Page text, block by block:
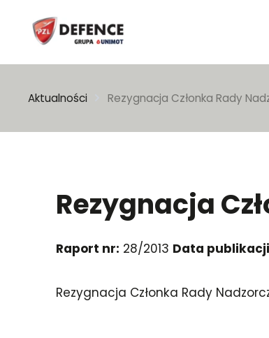
Aktualności Rezygnacja Członka Rady
Rezygnacja
Raport nr: 28/2013 Data
Rezygnacja Członka Rady